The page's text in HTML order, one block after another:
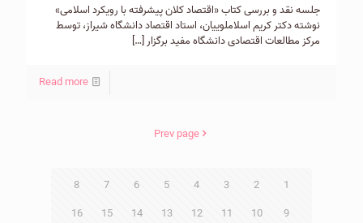
جلسه نقد و بررسی کتاب «اقتصاد کلان پیشرفته با رویکرد اسلامی»
نوشته دکتر کریم اسلاملوییان، استاد اقتصاد دانشگاه شیراز، توسط
مرکز مطالعات اقتصادی دانشگاه مفید برگزار[…]
Read more
Prev page
1
2
3
4
5
6
7
8
9
10
11
12
13
14
15
16